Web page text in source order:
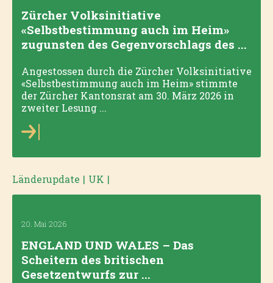
Zürcher Volksinitiative
«Selbstbestimmung auch im Heim»
zugunsten des Gegenvorschlags des ...
Angestossen durch die Zürcher Volksinitiative
«Selbstbestimmung auch im Heim» stimmte
der Zürcher Kantonsrat am 30. März 2026 in
zweiter Lesung ...
Länderupdate | UK |
20. Mai 2026
ENGLAND UND WALES – Das
Scheitern des britischen
Gesetzentwurfs zur ...